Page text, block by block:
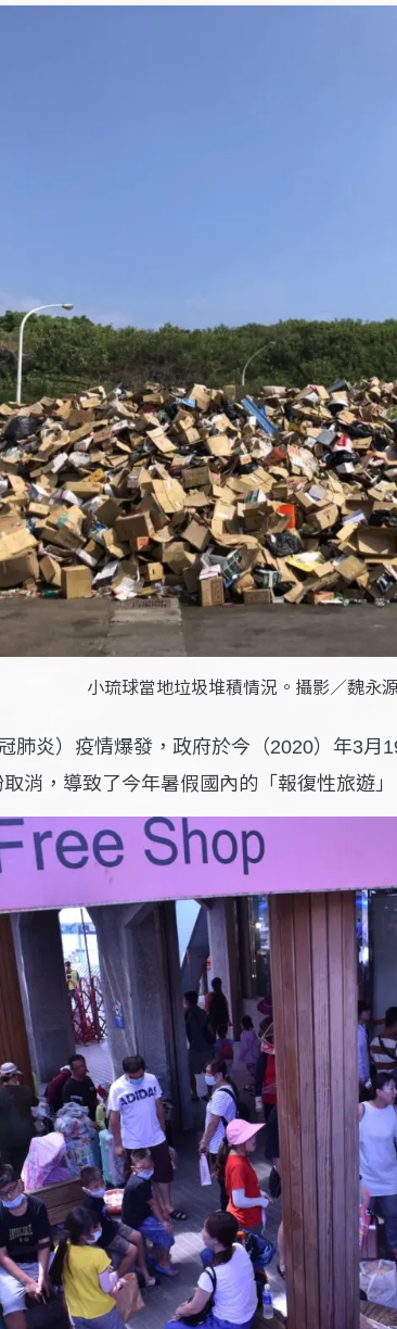
小琉球當地垃圾堆積情況。攝影／魏永源
肺炎）疫情爆發，政府於今（2020）年3月
消，導致了今年暑假國內的「報復性旅遊」